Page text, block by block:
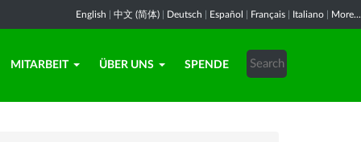
English 中文 (简体) Deutsch Español Français Italiano More...
MITARBEIT ÜBER UNS SPENDE